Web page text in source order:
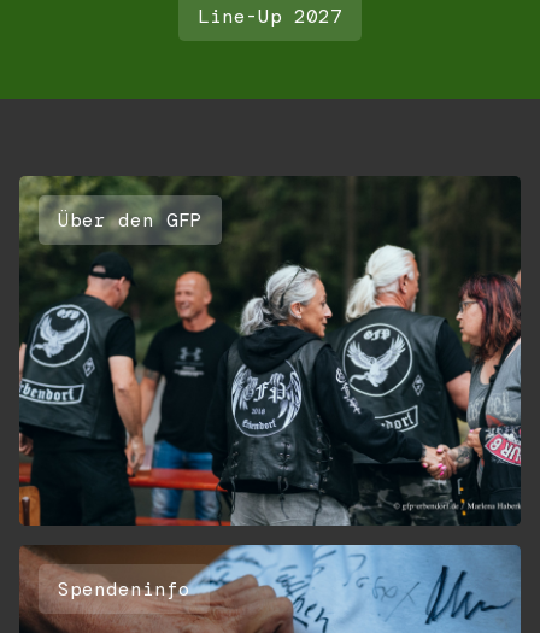
Line-Up 2027
Über den GFP
Spendeninfo